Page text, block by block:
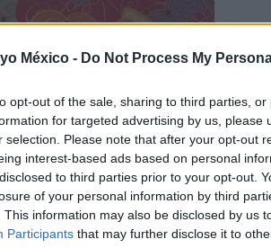
México - Do Not Process My
opt-out of the sale, sharing to third parties,
for targeted advertising by us, please
selection. Please note that after your opt-out
interest-based ads based on personal
to third parties prior to your opt-out.
of your personal information by third
This information may also be disclosed by us
Participants that may further disclose it to